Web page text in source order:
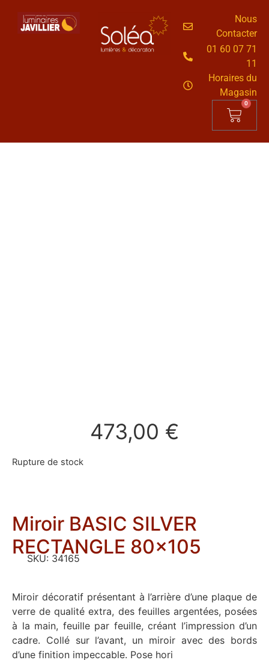
Nous
Contacter
01 60 07 71
11
Horaires du
Magasin
0
473,00 €
Rupture de stock
Miroir BASIC SILVER
RECTANGLE 80×105
SKU: 34165
Miroir décoratif présentant à l’arrière d’une plaque de
verre de qualité extra, des feuilles argentées, posées
à la main, feuille par feuille, créant l’impression d’un
cadre. Collé sur l’avant, un miroir avec des bords
d’une finition impeccable. Pose hori